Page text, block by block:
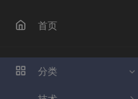
首页
分类